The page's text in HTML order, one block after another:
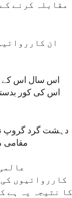
مقابلہ کرنے
ان
اس سال اس کے
مقامی
کارروائیوں
کا نتیجہ یہ ہے